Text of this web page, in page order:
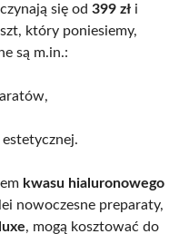
się od 399 zł i
który poniesiemy,
są m.in.:
kwasu hialuronowego
nowoczesne preparaty,
, mogą kosztować do